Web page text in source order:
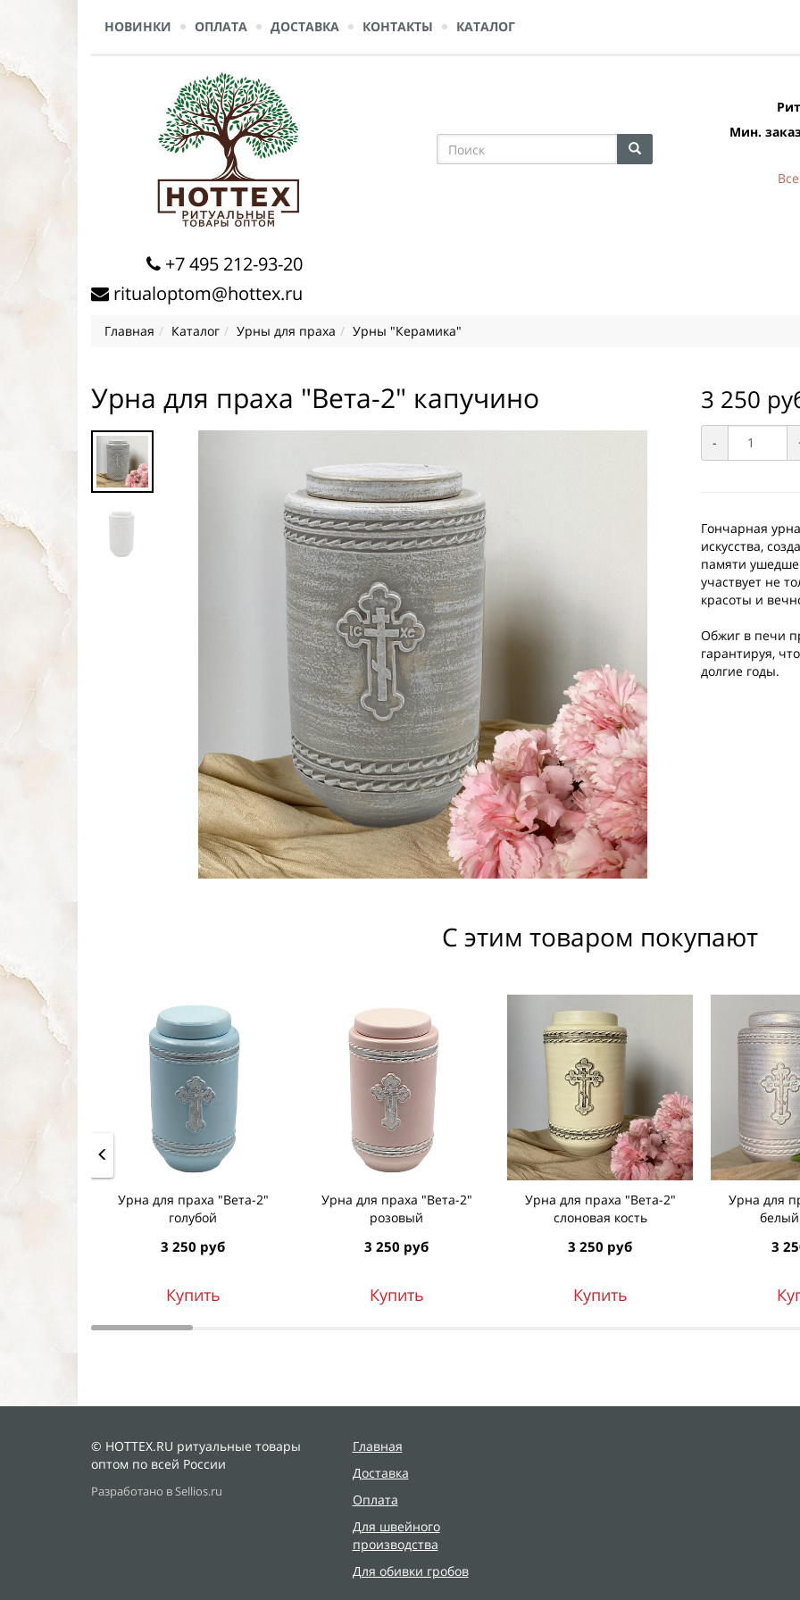
НОВИНКИ ОПЛАТА ДОСТАВКА КОНТАКТЫ КАТАЛОГ
Мин.
+7 495 212-93-20
ritualoptom@hottex.ru
Главная Каталог Урны для праха Урны "Керамика"
Урна для праха "Вета-2" капучино 3 250
-
Гончарная
искусства,
памяти
участвует не
красоты и
Обжиг в печи
гарантируя,
долгие годы.
С этим товаром покупают
Урна для праха "Вета-2"
голубой
3 250 руб
Купить
Урна для праха "Вета-2"
розовый
3 250 руб
Купить
Урна для праха "Вета-2"
слоновая кость
3 250 руб
Купить
Урна для
3
© HOTTEX.RU ритуальные товары
оптом по всей России
Разработано в Sellios.ru
Главная
Доставка
Оплата
Для швейного
производства
Для обивки гробов